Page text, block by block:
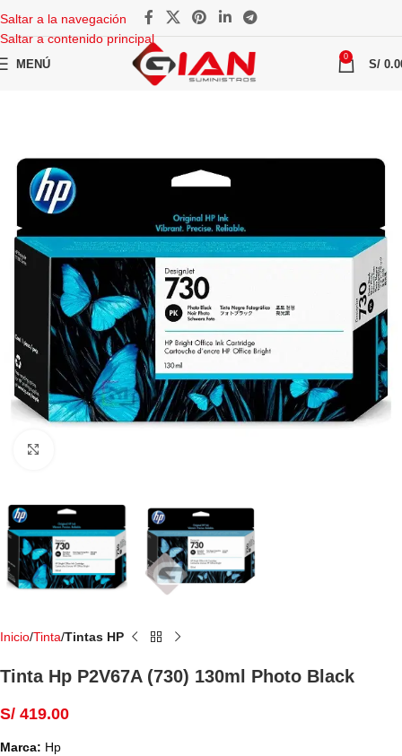
Saltar a la navegación
Saltar a contenido principal
MENÚ
0
S/
Inicio Tinta Tintas HP
Tinta Hp P2V67A (730) 130ml Photo Black
S/ 419.00
Marca: Hp